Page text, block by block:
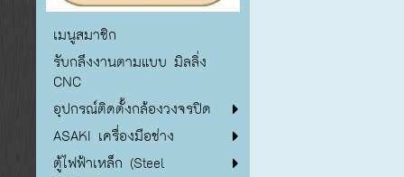
เมนูสมาชิก
รับกลึงงานตามแบบ มิลลิ่ง
CNC
อุปกรณ์ติดตั้งกล้องวงจรปิด
ASAKI เครื่องมือช่าง
ตู้ไฟฟ้าเหล็ก (Steel